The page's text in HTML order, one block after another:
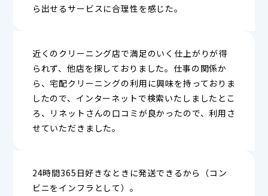
ら出せるサービスに合理性を感じた。
近くのクリーニング店で満足のいく仕上がりが得
られず、他店を探しておりました。仕事の関係か
ら、宅配クリーニングの利用に興味を持っておりま
したので、インターネットで検索いたしましたとこ
ろ、リネットさんの口コミが良かったので、利用さ
せていただきました。
24時間365日好きなときに発送できるから（コン
ビニをインフラとして）。